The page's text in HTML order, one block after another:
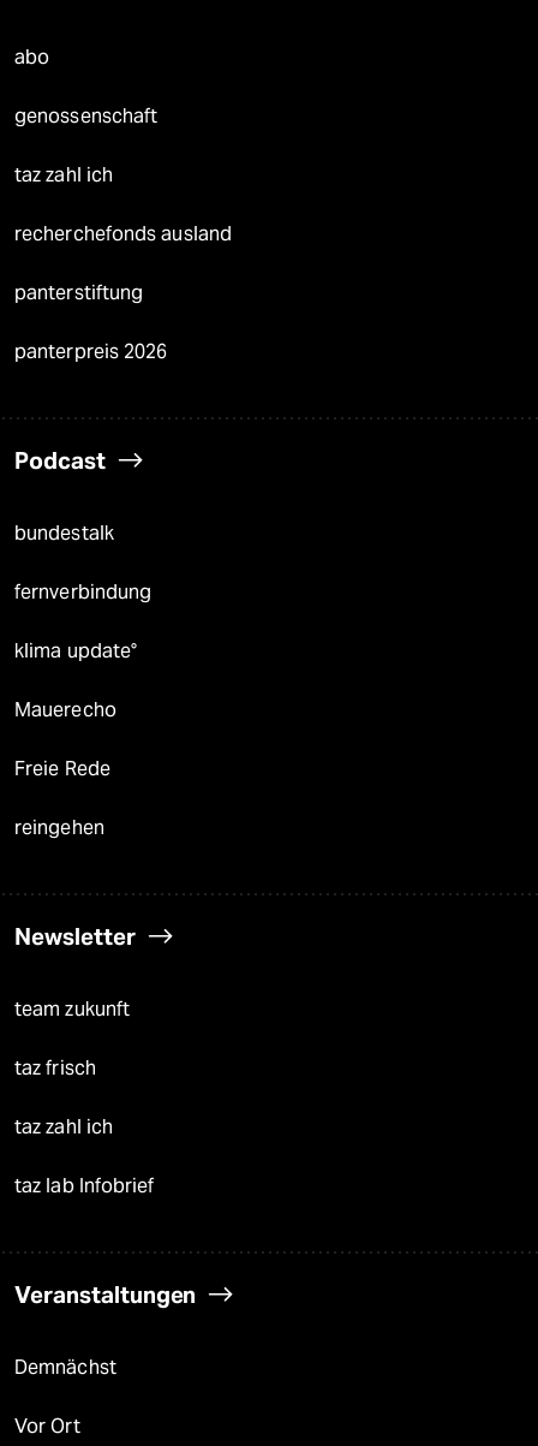
abo
genossenschaft
taz zahl ich
recherchefonds ausland
panterstiftung
panterpreis 2026
Podcast
bundestalk
fernverbindung
klima update°
Mauerecho
Freie Rede
reingehen
Newsletter
team zukunft
taz frisch
taz zahl ich
taz lab Infobrief
Veranstaltungen
Demnächst
Vor Ort